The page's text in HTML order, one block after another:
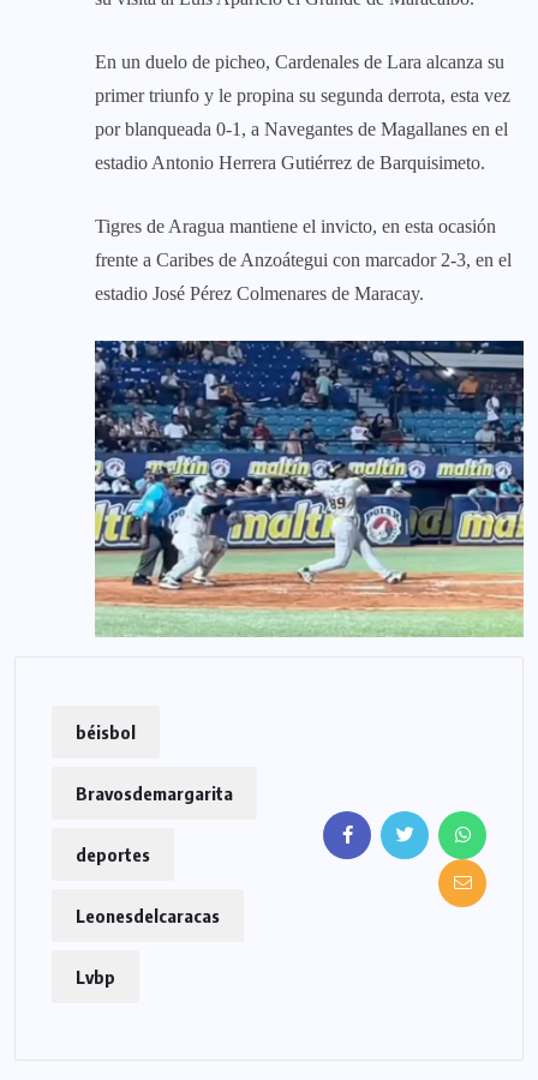
En un duelo de picheo, Cardenales de Lara alcanza su
primer triunfo y le propina su segunda derrota, esta vez
por blanqueada 0-1, a Navegantes de Magallanes en el
estadio Antonio Herrera Gutiérrez de Barquisimeto.
Tigres de Aragua mantiene el invicto, en esta ocasión
frente a Caribes de Anzoátegui con marcador 2-3, en el
estadio José Pérez Colmenares de Maracay.
béisbol
Bravosdemargarita
deportes
Leonesdelcaracas
Lvbp